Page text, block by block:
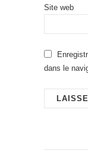
Site web
dans le